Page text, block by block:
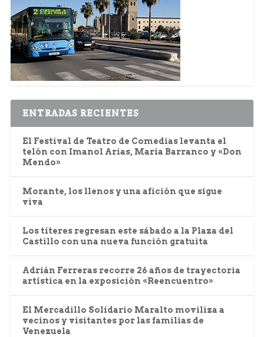
ENTRADAS RECIENTES
El Festival de Teatro de Comedias levanta el
telón con Imanol Arias, María Barranco y «Don
Mendo»
Morante, los llenos y una afición que sigue
viva
Los títeres regresan este sábado a la Plaza del
Castillo con una nueva función gratuita
Adrián Ferreras recorre 26 años de trayectoria
artística en la exposición «Reencuentro»
El Mercadillo Solidario Maralto moviliza a
vecinos y visitantes por las familias de
Venezuela